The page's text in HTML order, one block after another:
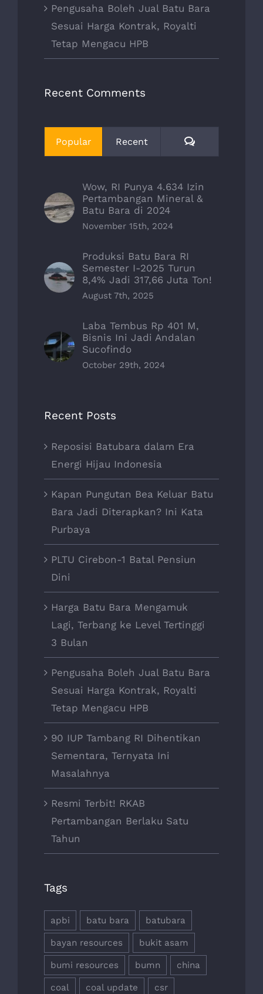
Pengusaha Boleh Jual Batu Bara
Sesuai Harga Kontrak, Royalti
Tetap Mengacu HPB
Recent Comments
Popular Recent Comments
Wow, RI Punya 4.634 Izin
Pertambangan Mineral &
Batu Bara di 2024
November 15th, 2024
Produksi Batu Bara RI
Semester I-2025 Turun
8,4% Jadi 317,66 Juta Ton!
August 7th, 2025
Laba Tembus Rp 401 M,
Bisnis Ini Jadi Andalan
Sucofindo
October 29th, 2024
Recent Posts
Reposisi Batubara dalam Era
Energi Hijau Indonesia
Kapan Pungutan Bea Keluar Batu
Bara Jadi Diterapkan? Ini Kata
Purbaya
PLTU Cirebon-1 Batal Pensiun
Dini
Harga Batu Bara Mengamuk
Lagi, Terbang ke Level Tertinggi
3 Bulan
Pengusaha Boleh Jual Batu Bara
Sesuai Harga Kontrak, Royalti
Tetap Mengacu HPB
90 IUP Tambang RI Dihentikan
Sementara, Ternyata Ini
Masalahnya
Resmi Terbit! RKAB
Pertambangan Berlaku Satu
Tahun
Tags
apbi batu bara batubara
bayan resources bukit asam
bumi resources bumn china
coal coal update csr